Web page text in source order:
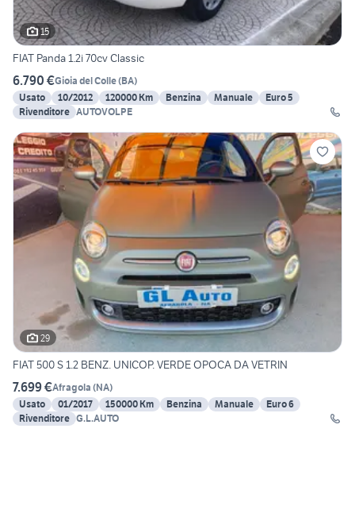
15
FIAT Panda 1.2i 70cv Classic
6.790 €Gioia del Colle(BA)
Usato
10/2012 120000 Km Benzina Manuale
Euro 5
Rivenditore AUTOVOLPE
29
FIAT 500 S 1.2 BENZ. UNICOP. VERDE OPOCA DA VETRIN
7.699 €Afragola (NA)
Usato
01/2017 150000 Km Benzina Manuale
Euro 6
Rivenditore G.L.AUTO